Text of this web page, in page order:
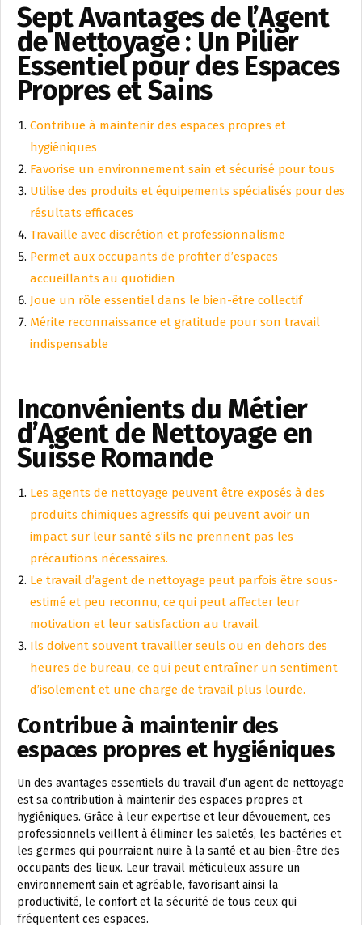
Sept Avantages de l’Agent
de Nettoyage : Un Pilier
Essentiel pour des Espaces
Propres et Sains
Contribue à maintenir des espaces propres et
hygiéniques
Favorise un environnement sain et sécurisé pour tous
Utilise des produits et équipements spécialisés pour des
résultats efficaces
Travaille avec discrétion et professionnalisme
Permet aux occupants de profiter d’espaces
accueillants au quotidien
Joue un rôle essentiel dans le bien-être collectif
Mérite reconnaissance et gratitude pour son travail
indispensable
Inconvénients du Métier
d’Agent de Nettoyage en
Suisse Romande
Les agents de nettoyage peuvent être exposés à des
produits chimiques agressifs qui peuvent avoir un
impact sur leur santé s’ils ne prennent pas les
précautions nécessaires.
Le travail d’agent de nettoyage peut parfois être sous-
estimé et peu reconnu, ce qui peut affecter leur
motivation et leur satisfaction au travail.
Ils doivent souvent travailler seuls ou en dehors des
heures de bureau, ce qui peut entraîner un sentiment
d’isolement et une charge de travail plus lourde.
Contribue à maintenir des
espaces propres et hygiéniques
Un des avantages essentiels du travail d’un agent de nettoyage
est sa contribution à maintenir des espaces propres et
hygiéniques. Grâce à leur expertise et leur dévouement, ces
professionnels veillent à éliminer les saletés, les bactéries et
les germes qui pourraient nuire à la santé et au bien-être des
occupants des lieux. Leur travail méticuleux assure un
environnement sain et agréable, favorisant ainsi la
productivité, le confort et la sécurité de tous ceux qui
fréquentent ces espaces.